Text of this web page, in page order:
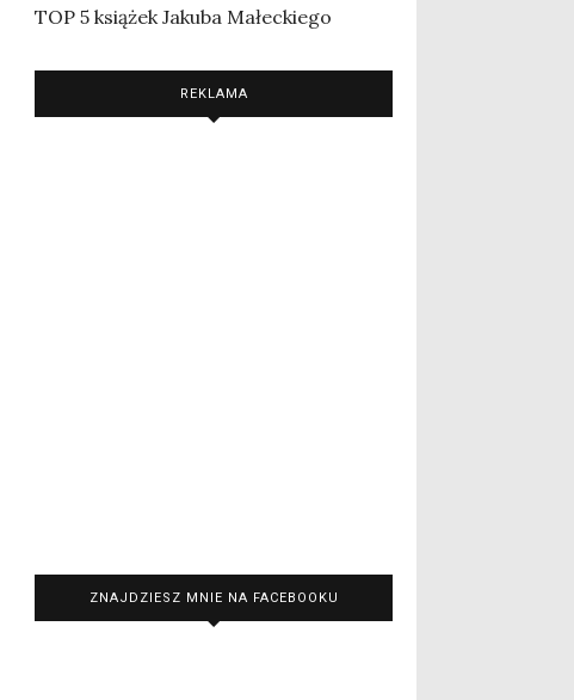
TOP 5 książek Jakuba Małeckiego
REKLAMA
ZNAJDZIESZ MNIE NA FACEBOOKU